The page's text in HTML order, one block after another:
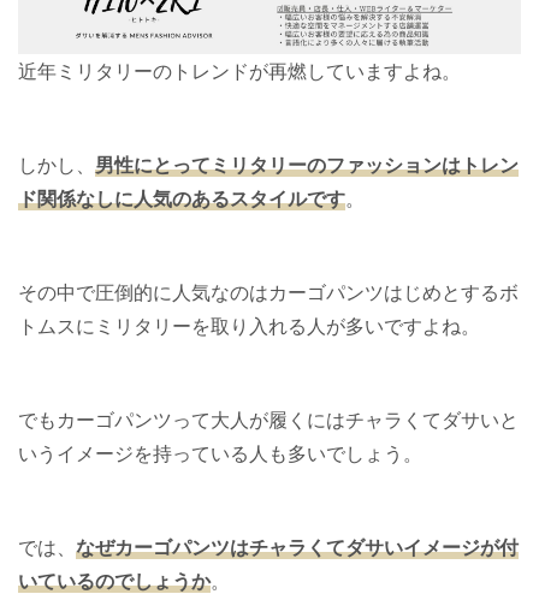
近年ミリタリーのトレンドが再燃していますよね。
しかし、 男性にとってミリタリーのファッションはトレン
ド関係なしに人気のあるスタイルです。
その中で圧倒的に人気なのはカーゴパンツはじめとするボ
トムスにミリタリーを取り入れる人が多いですよね。
でもカーゴパンツって大人が履くにはチャラくてダサいと
いうイメージを持っている人も多いでしょう。
では、 なぜカーゴパンツはチャラくてダサいイメージが付
いているのでしょうか。